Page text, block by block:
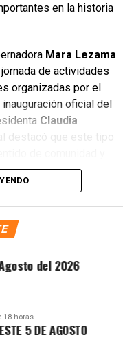
impacto cultural y su
globales,
musicales
Su presencia en
tanto para los
del entretenimiento.
en la historia
Mara Lezama
de actividades
organizadas por el
inauguración oficial del
Claudia
destacó que este tipo
de espacios seguros y
del 2026
18 horas
5 DE AGOSTO